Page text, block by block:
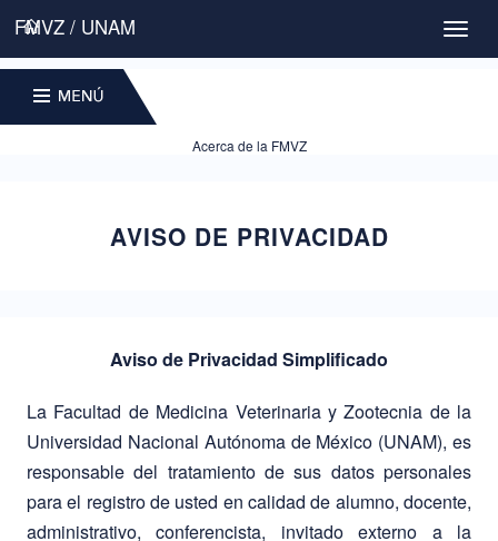
FMVZ / UNAM
Acerca de la FMVZ
AVISO DE PRIVACIDAD
Aviso de Privacidad Simplificado
La Facultad de Medicina Veterinaria y Zootecnia de la
Universidad Nacional Autónoma de México (UNAM), es
responsable del tratamiento de sus datos personales
para el registro de usted en calidad de alumno, docente,
administrativo, conferencista, invitado externo a la